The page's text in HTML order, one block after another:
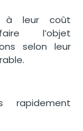
à leur coût
l’objet
selon leur
rapidement